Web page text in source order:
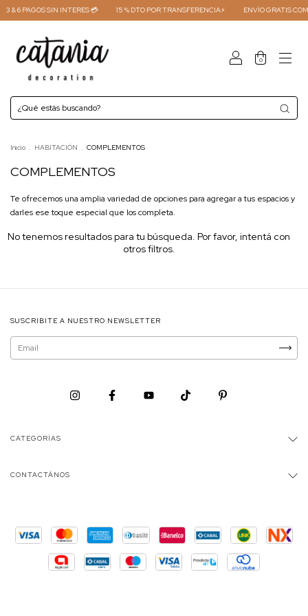
3 & 6 PAGOS SIN INTERES 💳 15 % DTO POR TRANSFERENCIA⚡ ENVÍO GRATIS
0
Inicio . HABITACIÓN . COMPLEMENTOS
COMPLEMENTOS
Te ofrecemos una amplia variedad de opciones para agregar a tus espacios y
darles ese toque especial que los completa.
No tenemos resultados para tu búsqueda. Por favor, intentá con
otros filtros.
SUSCRIBITE A NUESTRO NEWSLETTER
CATEGORÍAS
CONTACTÁNOS